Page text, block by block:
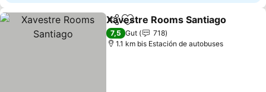
TeilenZu Favoriten hinzufügen
Xavestre Rooms Santiago
7,5 Gut
718
1.1 km bis Estación de autobuses